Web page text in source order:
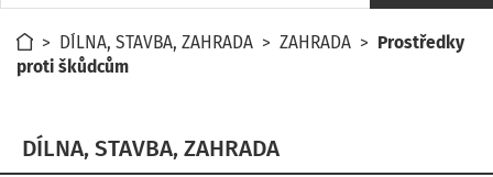
> DÍLNA, STAVBA, ZAHRADA > ZAHRADA > Prostředky
proti škůdcům
DÍLNA, STAVBA, ZAHRADA